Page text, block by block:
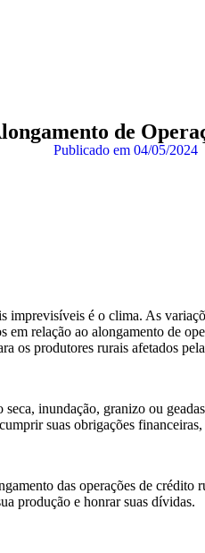
de
Publicado em 04/05/2024
imprevisíveis é o clima. As
relação ao alongamento de
os produtores rurais afetados
inundação, granizo ou
suas obrigações
das operações de
produção e honrar suas dívidas.